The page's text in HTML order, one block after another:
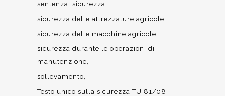
sentenza sicurezza
sicurezza delle attrezzature agricole
sicurezza delle macchine agricole
sicurezza durante le operazioni di
manutenzione
sollevamento
Testo unico sulla sicurezza TU 81/08